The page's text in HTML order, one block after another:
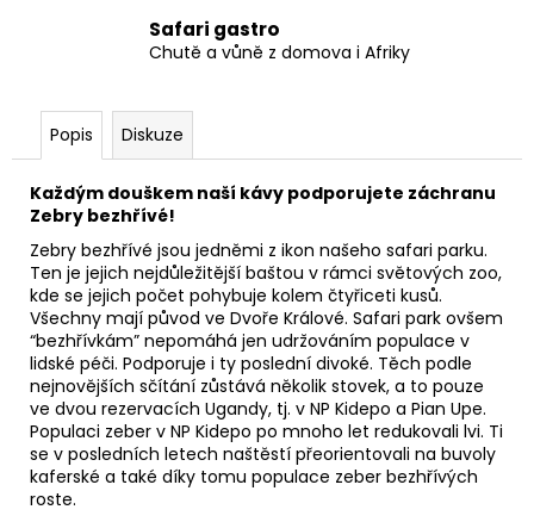
Safari gastro
Chutě a vůně z domova i Afriky
Popis Diskuze
Každým douškem naší kávy podporujete záchranu
Zebry bezhřívé!
Zebry bezhřívé jsou jedněmi z ikon našeho safari parku.
Ten je jejich nejdůležitější baštou v rámci světových zoo,
kde se jejich počet pohybuje kolem čtyřiceti kusů.
Všechny mají původ ve Dvoře Králové. Safari park ovšem
“bezhřívkám” nepomáhá jen udržováním populace v
lidské péči. Podporuje i ty poslední divoké. Těch podle
nejnovějších sčítání zůstává několik stovek, a to pouze
ve dvou rezervacích Ugandy, tj. v NP Kidepo a Pian Upe.
Populaci zeber v NP Kidepo po mnoho let redukovali lvi. Ti
se v posledních letech naštěstí přeorientovali na buvoly
kaferské a také díky tomu populace zeber bezhřívých
roste.